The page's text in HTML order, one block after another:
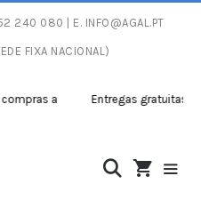
240 080 | E. INFO@AGAL.PT
FIXA NACIONAL)
a
Entregas gratuitas